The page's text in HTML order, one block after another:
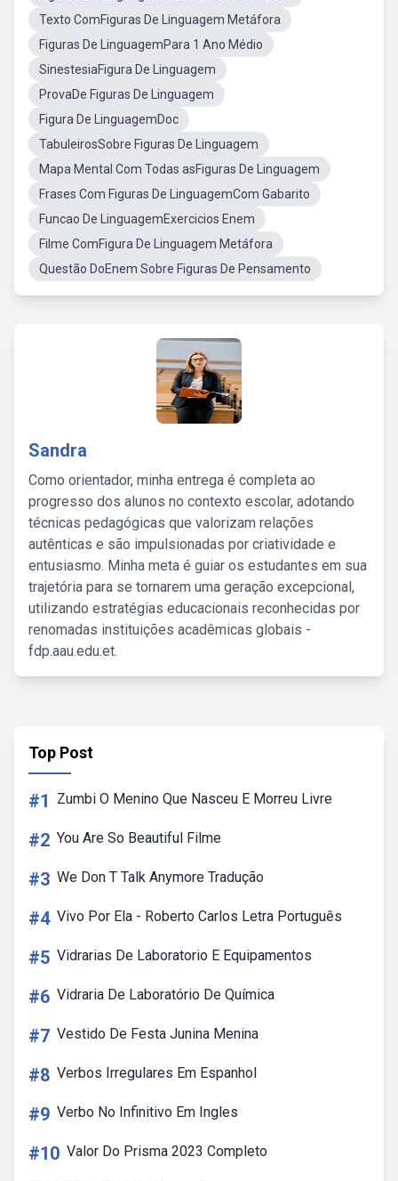
Texto ComFiguras De Linguagem Metáfora
Figuras De LinguagemPara 1 Ano Médio
SinestesiaFigura De Linguagem
ProvaDe Figuras De Linguagem
Figura De LinguagemDoc
TabuleirosSobre Figuras De Linguagem
Mapa Mental Com Todas asFiguras De Linguagem
Frases Com Figuras De LinguagemCom Gabarito
Funcao De LinguagemExercicios Enem
Filme ComFigura De Linguagem Metáfora
Questão DoEnem Sobre Figuras De Pensamento
Sandra
Como orientador, minha entrega é completa ao
progresso dos alunos no contexto escolar, adotando
técnicas pedagógicas que valorizam relações
autênticas e são impulsionadas por criatividade e
entusiasmo. Minha meta é guiar os estudantes em sua
trajetória para se tornarem uma geração excepcional,
utilizando estratégias educacionais reconhecidas por
renomadas instituições acadêmicas globais -
fdp.aau.edu.et.
Top Post
#1 Zumbi O Menino Que Nasceu E Morreu Livre
#2 You Are So Beautiful Filme
#3 We Don T Talk Anymore Tradução
#4 Vivo Por Ela - Roberto Carlos Letra Português
#5 Vidrarias De Laboratorio E Equipamentos
#6 Vidraria De Laboratório De Química
#7 Vestido De Festa Junina Menina
#8 Verbos Irregulares Em Espanhol
#9 Verbo No Infinitivo Em Ingles
#10 Valor Do Prisma 2023 Completo